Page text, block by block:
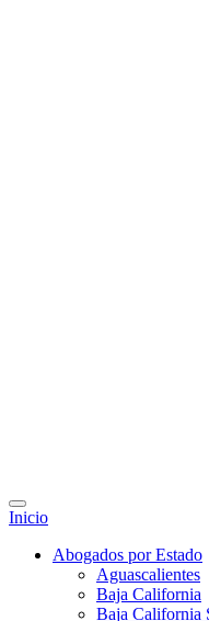
Inicio
Abogados por Estado
Aguascalientes
Baja California
Baja California